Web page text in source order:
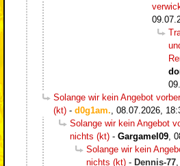
Solange wir kein Angebot
(kt) - d0g1am. 08.07.2026,
Solange wir kein Angebot
nichts (kt) - Gargamel09
Solange wir kein
nichts (kt) - Dennis-77